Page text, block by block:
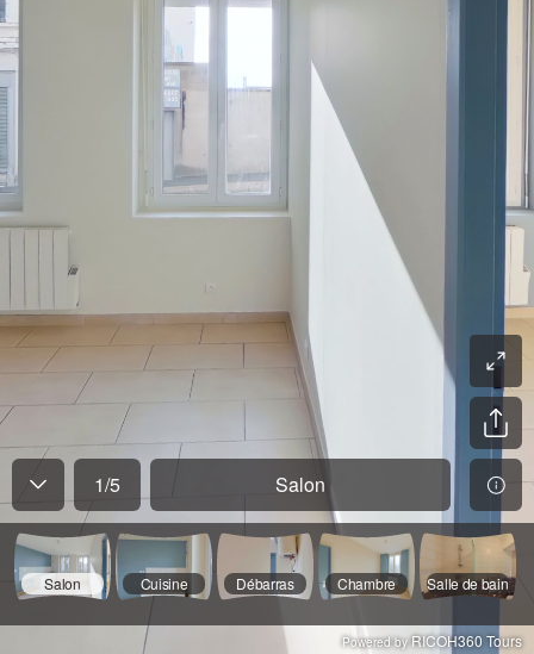
1/5 Salon
Salon Cuisine Débarras Chambre Salle de bain
Powered byRICOH360 Tours